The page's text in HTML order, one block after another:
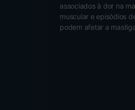
associados à dor na
muscular e episódios
podem afetar a